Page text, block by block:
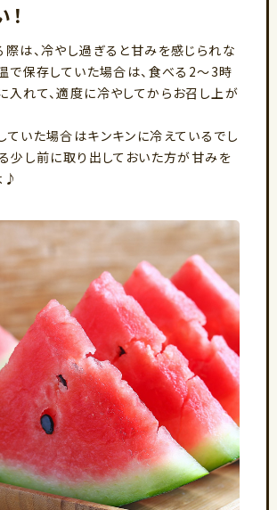
際は、冷やし過ぎると甘みを感じられな
で保存していた場合は、食べる2～3時
入れて、適度に冷やしてからお召し上が
ていた場合はキンキンに冷えているでし
少し前に取り出しておいた方が甘みを
♪